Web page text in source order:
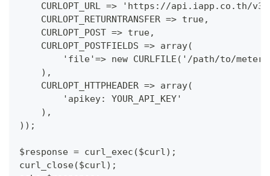
CURLOPT_URL => 'https://api.iapp.co.th/
    CURLOPT_RETURNTRANSFER => true,
    CURLOPT_POST => true,
    CURLOPT_POSTFIELDS => array(
'file'=> new CURLFILE('/path/to/
    ),
    CURLOPT_HTTPHEADER => array(
        'apikey: YOUR_API_KEY'
    ),
));
$response = curl_exec($curl);
curl_close($curl);